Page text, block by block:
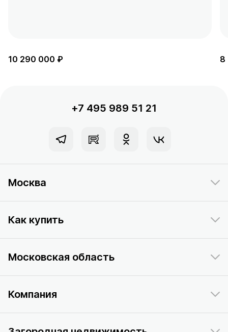
10 290 000 ₽ 8
+7 495 989 51 21
Москва
Как купить
Московская область
Компания